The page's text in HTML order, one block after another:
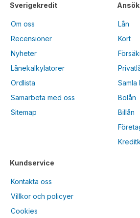
Sverigekredit
Om oss
Recensioner
Nyheter
Lånekalkylatorer
Ordlista
Samarbeta med oss
Sitemap
Kundservice
Kontakta oss
Villkor och policyer
Cookies
Ansök
Lån
Kort
Samla
Bolån
Billån